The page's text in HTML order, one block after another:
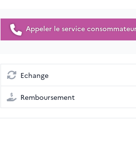
Appeler le service
Echange
Remboursement